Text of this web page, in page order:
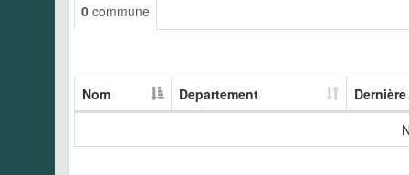
0 commune
Nom Departement